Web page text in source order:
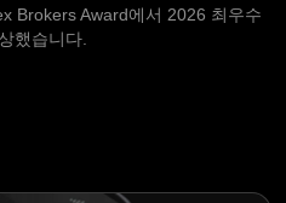
Brokers Award에서 2026 최우수
했습니다.